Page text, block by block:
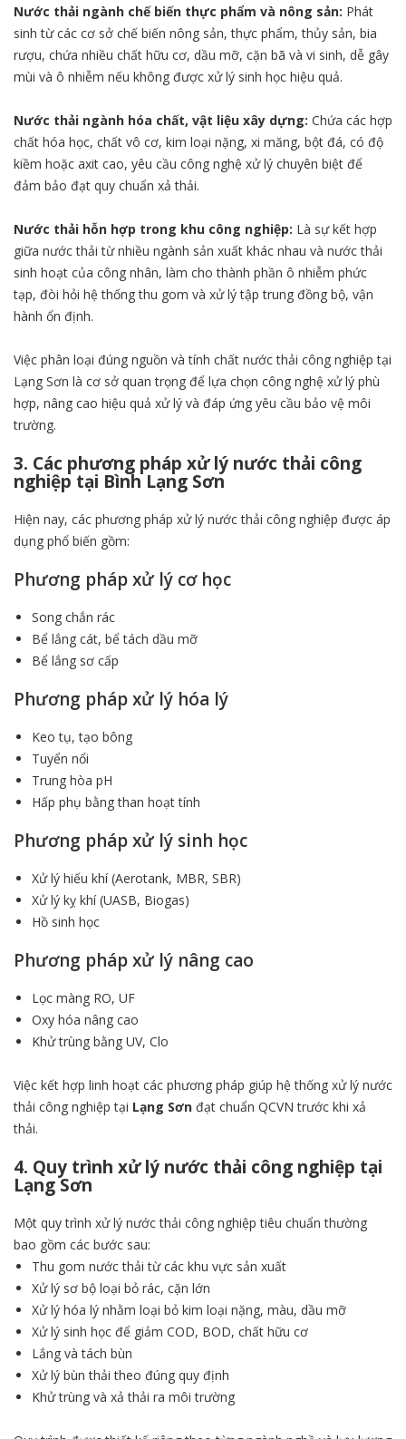
Nước thải ngành chế biến thực phẩm và nông sản: Phát
sinh từ các cơ sở chế biến nông sản, thực phẩm, thủy sản, bia
rượu, chứa nhiều chất hữu cơ, dầu mỡ, cặn bã và vi sinh, dễ gây
mùi và ô nhiễm nếu không được xử lý sinh học hiệu quả.
Nước thải ngành hóa chất, vật liệu xây dựng: Chứa các hợp
chất hóa học, chất vô cơ, kim loại nặng, xi măng, bột đá, có độ
kiềm hoặc axit cao, yêu cầu công nghệ xử lý chuyên biệt để
đảm bảo đạt quy chuẩn xả thải.
Nước thải hỗn hợp trong khu công nghiệp: Là sự kết hợp
giữa nước thải từ nhiều ngành sản xuất khác nhau và nước thải
sinh hoạt của công nhân, làm cho thành phần ô nhiễm phức
tạp, đòi hỏi hệ thống thu gom và xử lý tập trung đồng bộ, vận
hành ổn định.
Việc phân loại đúng nguồn và tính chất nước thải công nghiệp tại
Lạng Sơn là cơ sở quan trọng để lựa chọn công nghệ xử lý phù
hợp, nâng cao hiệu quả xử lý và đáp ứng yêu cầu bảo vệ môi
trường.
3. Các phương pháp xử lý nước thải công
nghiệp tại Bình Lạng Sơn
Hiện nay, các phương pháp xử lý nước thải công nghiệp được áp
dụng phổ biến gồm:
Phương pháp xử lý cơ học
Song chắn rác
Bể lắng cát, bể tách dầu mỡ
Bể lắng sơ cấp
Phương pháp xử lý hóa lý
Keo tụ, tạo bông
Tuyển nổi
Trung hòa pH
Hấp phụ bằng than hoạt tính
Phương pháp xử lý sinh học
Xử lý hiếu khí (Aerotank, MBR, SBR)
Xử lý kỵ khí (UASB, Biogas)
Hồ sinh học
Phương pháp xử lý nâng cao
Lọc màng RO, UF
Oxy hóa nâng cao
Khử trùng bằng UV, Clo
Việc kết hợp linh hoạt các phương pháp giúp hệ thống xử lý nước
thải công nghiệp tại Lạng Sơn đạt chuẩn QCVN trước khi xả
thải.
4. Quy trình xử lý nước thải công nghiệp tại
Lạng Sơn
Một quy trình xử lý nước thải công nghiệp tiêu chuẩn thường
bao gồm các bước sau:
Thu gom nước thải từ các khu vực sản xuất
Xử lý sơ bộ loại bỏ rác, cặn lớn
Xử lý hóa lý nhằm loại bỏ kim loại nặng, màu, dầu mỡ
Xử lý sinh học để giảm COD, BOD, chất hữu cơ
Lắng và tách bùn
Xử lý bùn thải theo đúng quy định
Khử trùng và xả thải ra môi trường